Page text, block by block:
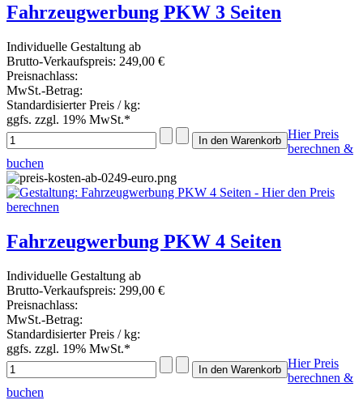
Fahrzeugwerbung PKW 3 Seiten
Individuelle Gestaltung ab
Brutto-Verkaufspreis: 249,00 €
Preisnachlass:
MwSt.-Betrag:
Standardisierter Preis / kg:
ggfs. zzgl. 19% MwSt.*
Hier Preis
berechnen &
buchen
Fahrzeugwerbung PKW 4 Seiten
Individuelle Gestaltung ab
Brutto-Verkaufspreis: 299,00 €
Preisnachlass:
MwSt.-Betrag:
Standardisierter Preis / kg:
ggfs. zzgl. 19% MwSt.*
Hier Preis
berechnen &
buchen